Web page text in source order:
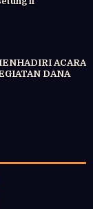
ACARA
DANA